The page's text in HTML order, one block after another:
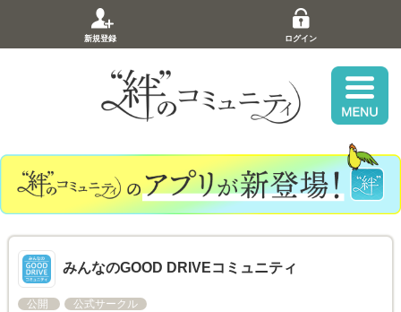
新規登録 ログイン
みんなのGOOD DRIVEコミュニティ
公開 公式サークル